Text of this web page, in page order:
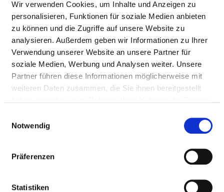
Wir verwenden Cookies, um Inhalte und Anzeigen zu
personalisieren, Funktionen für soziale Medien anbieten
zu können und die Zugriffe auf unsere Website zu
analysieren. Außerdem geben wir Informationen zu Ihrer
Verwendung unserer Website an unsere Partner für
soziale Medien, Werbung und Analysen weiter. Unsere
Partner führen diese Informationen möglicherweise mit
weiteren Daten zusammen, die Sie ihnen bereitgestellt
Notwendig
Präferenzen
Statistiken
AUGENOPTIKER UND AUGENOPTIKERIN
PÄDAGOGE UND PÄDAGOGIN / LEHRER UND
LEHRERIN
PHYSIOTHERAPEUT UND
DIPLOM-PSYCHOLOGE UND DIPLOM-
PSYCHOLOGISCHE PSYCHOTHERAPEUTIN